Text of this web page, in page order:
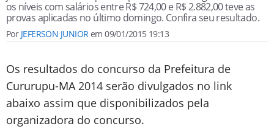
os níveis com salários entre R$ 724,00 e R$ 2.882,00 teve as
provas aplicadas no último domingo. Confira seu resultado.
Por JEFERSON JUNIORem09/01/2015 19:13
Os resultados do concurso da Prefeitura de
Cururupu-MA 2014 serão divulgados no link
abaixo assim que disponibilizados pela
organizadora do concurso.